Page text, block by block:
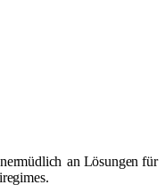
an Lösungen für